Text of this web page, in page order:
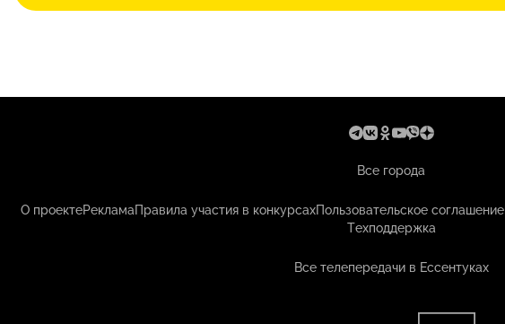
Все города
О проектеРекламаПравила участия в конкурсахПользовательское соглашение
Техподдержка
Все телепередачи в Ессентуках